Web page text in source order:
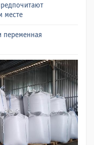
месте
переменная